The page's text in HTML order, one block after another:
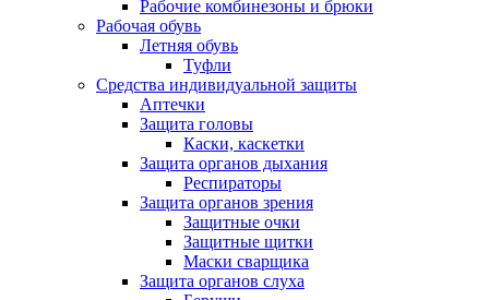
Рабочие комбинезоны и брюки
Рабочая обувь
Летняя обувь
Туфли
Средства индивидуальной защиты
Аптечки
Защита головы
Каски, каскетки
Защита органов дыхания
Респираторы
Защита органов зрения
Защитные очки
Защитные щитки
Маски сварщика
Защита органов слуха